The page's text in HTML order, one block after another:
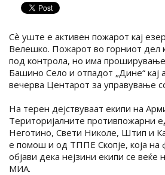
Сѐ уште е активен пожарот кај
Велешко. Пожарот во горниот дел
под контрола, но има
Башино Село и отпадот „Дине“ кај
вечерва Центарот за управување
На терен дејствуваат екипи на
Територијалните противпожарни
Неготино, Свети Николе, Штип и
е помош и од ТППЕ Скопје, која на
објави дека нејзини екипи се веќе
МИА.